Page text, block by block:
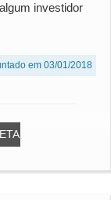
investidor
em 03/01/2018